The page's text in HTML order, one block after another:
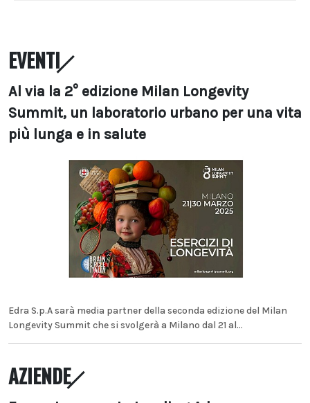
EVENTI
Al via la 2° edizione Milan Longevity
Summit, un laboratorio urbano per una vita
più lunga e in salute
Edra S.p.A sarà media partner della seconda edizione del Milan
Longevity Summit che si svolgerà a Milano dal 21 al...
AZIENDE